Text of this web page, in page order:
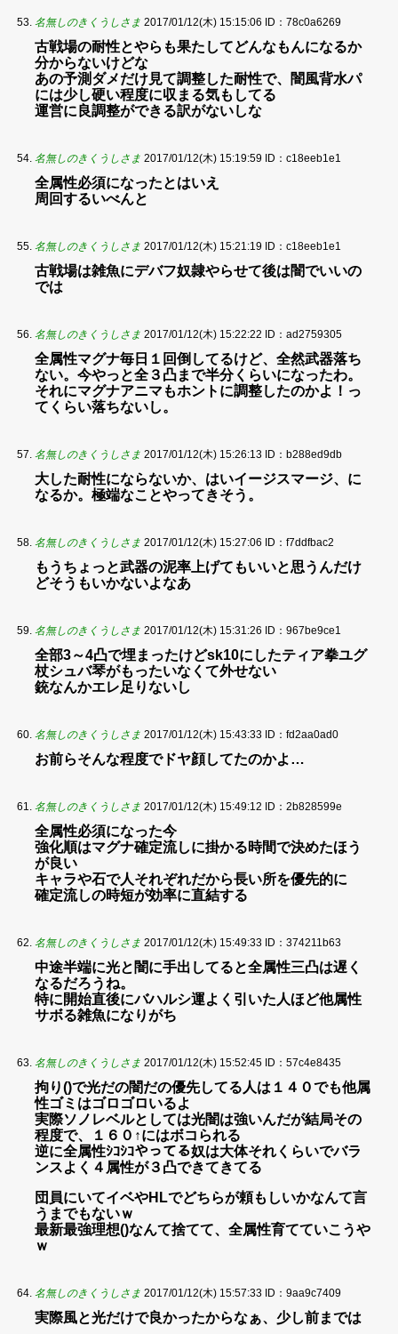
名無しのきくうしさま 2017/01/12(木) 15:15:06 ID：78c0a6269
古戦場の耐性とやらも果たしてどんなもんになるか
分からないけどな
あの予測ダメだけ見て調整した耐性で、闇風背水パ
には少し硬い程度に収まる気もしてる
運営に良調整ができる訳がないしな
名無しのきくうしさま 2017/01/12(木) 15:19:59 ID：c18eeb1e1
全属性必須になったとはいえ
周回するいべんと
名無しのきくうしさま 2017/01/12(木) 15:21:19 ID：c18eeb1e1
古戦場は雑魚にデバフ奴隷やらせて後は闇でいいの
では
名無しのきくうしさま 2017/01/12(木) 15:22:22 ID：ad2759305
全属性マグナ毎日１回倒してるけど、全然武器落ち
ない。今やっと全３凸まで半分くらいになったわ。
それにマグナアニマもホントに調整したのかよ！っ
てくらい落ちないし。
名無しのきくうしさま 2017/01/12(木) 15:26:13 ID：b288ed9db
大した耐性にならないか、はいイージスマージ、に
なるか。極端なことやってきそう。
名無しのきくうしさま 2017/01/12(木) 15:27:06 ID：f7ddfbac2
もうちょっと武器の泥率上げてもいいと思うんだけ
どそうもいかないよなあ
名無しのきくうしさま 2017/01/12(木) 15:31:26 ID：967be9ce1
全部3～4凸で埋まったけどsk10にしたティア拳ユグ
杖シュバ琴がもったいなくて外せない
銃なんかエレ足りないし
名無しのきくうしさま 2017/01/12(木) 15:43:33 ID：fd2aa0ad0
お前らそんな程度でドヤ顔してたのかよ…
名無しのきくうしさま 2017/01/12(木) 15:49:12 ID：2b828599e
全属性必須になった今
強化順はマグナ確定流しに掛かる時間で決めたほう
が良い
キャラや石で人それぞれだから長い所を優先的に
確定流しの時短が効率に直結する
名無しのきくうしさま 2017/01/12(木) 15:49:33 ID：374211b63
中途半端に光と闇に手出してると全属性三凸は遅く
なるだろうね。
特に開始直後にバハルシ運よく引いた人ほど他属性
サボる雑魚になりがち
名無しのきくうしさま 2017/01/12(木) 15:52:45 ID：57c4e8435
拘り()で光だの闇だの優先してる人は１４０でも他属
性ゴミはゴロゴロいるよ
実際ソノレベルとしては光闇は強いんだが結局その
程度で、１６０↑にはボコられる
逆に全属性ｼｺｼｺやってる奴は大体それくらいでバラ
ンスよく４属性が３凸できてきてる
団員にいてイベやHLでどちらが頼もしいかなんて言
うまでもないｗ
最新最強理想()なんて捨てて、全属性育てていこうや
ｗ
名無しのきくうしさま 2017/01/12(木) 15:57:33 ID：9aa9c7409
実際風と光だけで良かったからなぁ、少し前までは